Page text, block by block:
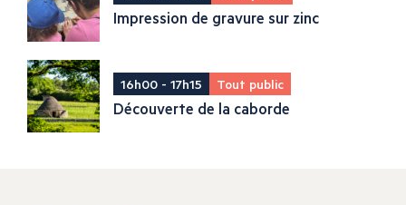
Impression de gravure sur zinc
16h00 - 17h15 Tout public
Découverte de la caborde